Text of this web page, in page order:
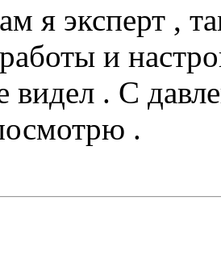
я эксперт ,
и
видел . С
.